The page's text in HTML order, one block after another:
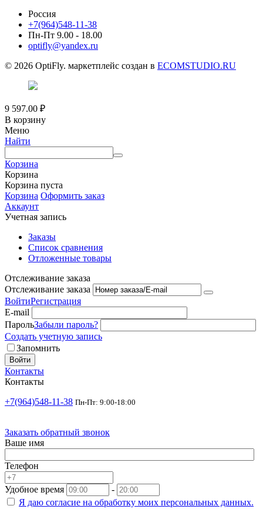
Россия
+7(964)548-11-38
Пн-Пт 9.00 - 18.00
optifly@yandex.ru
© 2026 OptiFly. маркетплейс создан в ECOMSTUDIO.RU
9 597.00 ₽
В корзину
Меню
Найти
Корзина
Корзина
Корзина пуста
Корзина Оформить заказ
Аккаунт
Учетная запись
Заказы
Список сравнения
Отложенные товары
Отслеживание заказа
Отслеживание заказа
ВойтиРегистрация
E-mail
ПарольЗабыли пароль?
Создать учетную запись
Запомнить
Войти
Контакты
Контакты
+7(964)548-11-38 Пн-Пт: 9:00-18:00
Заказать обратный звонок
Ваше имя
Телефон
Удобное время
-
Я даю согласие на обработку моих персональных данных.